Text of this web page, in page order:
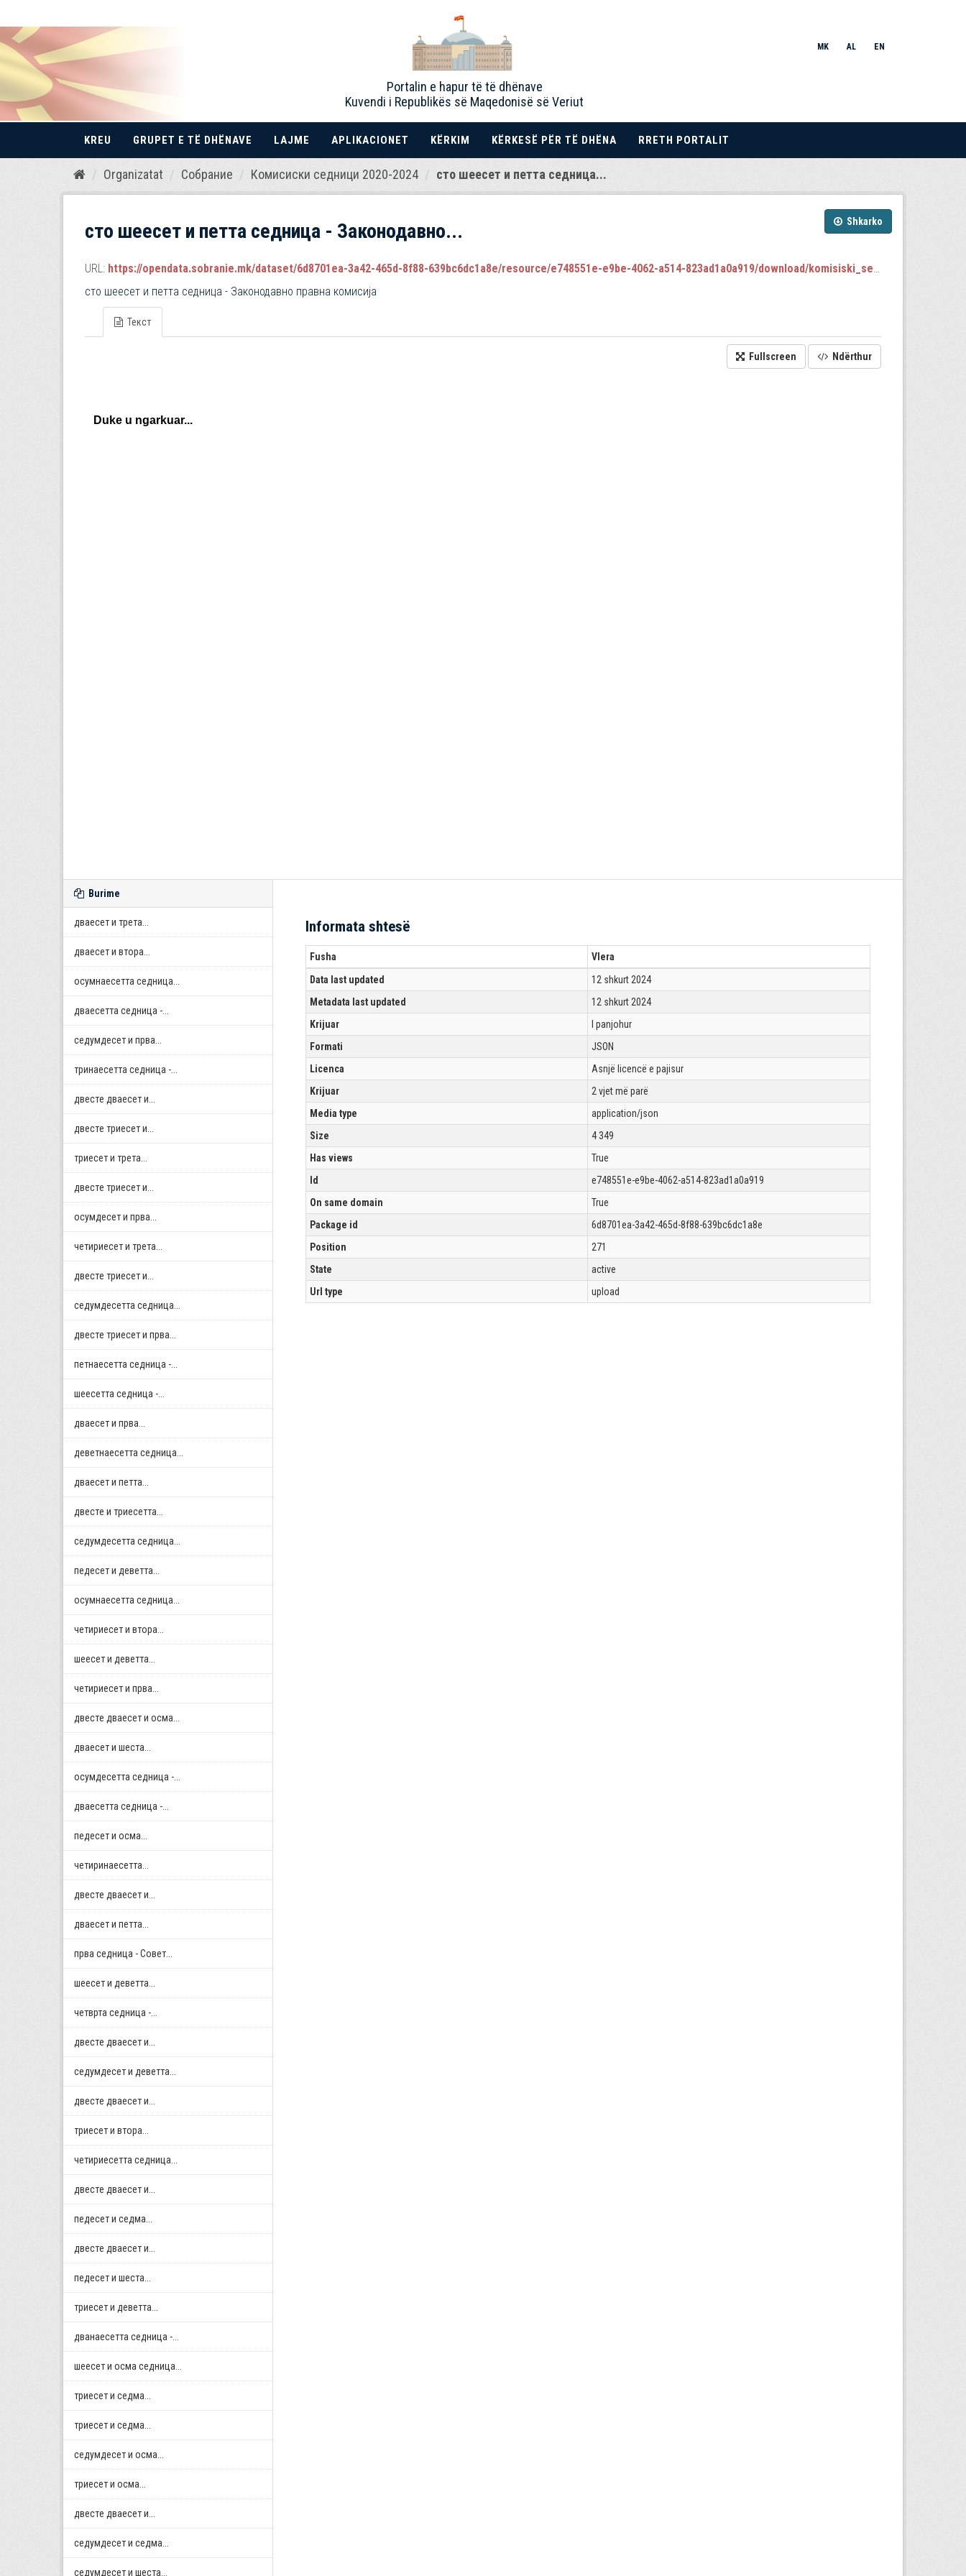
Kalo
Portalin e hapur të të dhënave
Kuvendi i Republikës së Maqedonisë së Veriut
MK AL EN
KREU GRUPET E TË DHËNAVE LAJME APLIKACIONET KËRKIM KËRKESË PËR TË DHËNA RRETH PORTALIT
Organizatat Собрание Комисиски седници 2020-2024 сто шеесет и петта седница...
Shkarko
сто шеесет и петта седница - Законодавно...
URL: https://opendata.sobranie.mk/dataset/6d8701ea-3a42-465d-8f88-639bc6dc1a8e/resource/e748551e-e9be-4062-a514-823ad1a0a919/download/komisiski_sednici.json
сто шеесет и петта седница - Законодавно правна комисија
Текст
Fullscreen Ndërthur
Burime
дваесет и трета...
дваесет и втора...
осумнaесетта седница...
дваесетта седница -...
седумдесет и прва...
тринаесетта седница -...
двестe дваесет и...
двестe триесет и...
триесет и трета...
двестe триесет и...
осумдесет и прва...
четириесет и трета...
двестe триесет и...
седумдесетта седница...
двестe триесет и прва...
петнаесетта седница -...
шеесетта седница -...
дваесет и прва...
деветнаесетта седница...
дваесет и петта...
двестe и триесетта...
седумдесетта седница...
педесет и деветта...
осумнaесетта седница...
четириесет и втора...
шеесет и деветта...
четириесет и прва...
двестe дваесет и осма...
дваесет и шеста...
осумдесетта седница -...
дваесетта седница -...
педесет и осма...
четиринаесетта...
двестe дваесет и...
дваесет и петта...
прва седница - Совет...
шеесет и деветта...
четврта седница -...
двестe дваесет и...
седумдесет и деветта...
двестe дваесет и...
триесет и втора...
четириесетта седница...
двестe дваесет и...
педесет и седма...
двестe дваесет и...
педесет и шеста...
триесет и деветта...
дванаесетта седница -...
шеесет и осма седница...
триесет и седма...
триесет и седма...
седумдесет и осма...
триесет и осма...
двестe дваесет и...
седумдесет и седма...
седумдесет и шеста...
Informata shtesë
Fusha
Vlera
Data last updated
12 shkurt 2024
Metadata last updated
12 shkurt 2024
Krijuar
I panjohur
Formati
JSON
Licenca
Asnjë licencë e pajisur
Krijuar
2 vjet më parë
Media type
application/json
Size
4 349
Has views
True
Id
e748551e-e9be-4062-a514-823ad1a0a919
On same domain
True
Package id
6d8701ea-3a42-465d-8f88-639bc6dc1a8e
Position
271
State
active
Url type
upload